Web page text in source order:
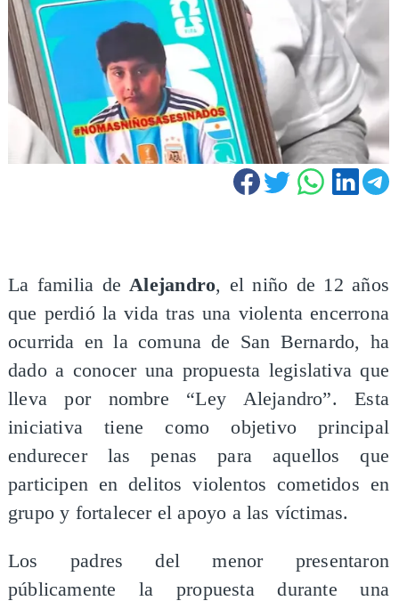
La familia deAlejandro, el niño de 12 años
que perdió la vida tras una violenta encerrona
ocurrida en la comuna de San Bernardo, ha
dado a conocer una propuesta legislativa que
lleva por nombre “Ley Alejandro”. Esta
iniciativa tiene como objetivo principal
endurecer las penas para aquellos que
participen en delitos violentos cometidos en
grupo y fortalecer el apoyo a las víctimas.
Los padres del menor presentaron
públicamente la propuesta durante una